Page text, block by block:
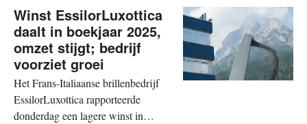
uitgesproken fusie tussen erfgoed en
innovatie, gedragen door een
duidelijke ambitie: de cultuur laten
evolueren en een persoonlijk en
collectief erfgoed opbouwen....
Winst EssilorLuxottica
daalt in boekjaar 2025,
omzet stijgt; bedrijf
voorziet groei
Het Frans-Italiaanse brillenbedrijf
EssilorLuxottica rapporteerde
donderdag een lagere winst in